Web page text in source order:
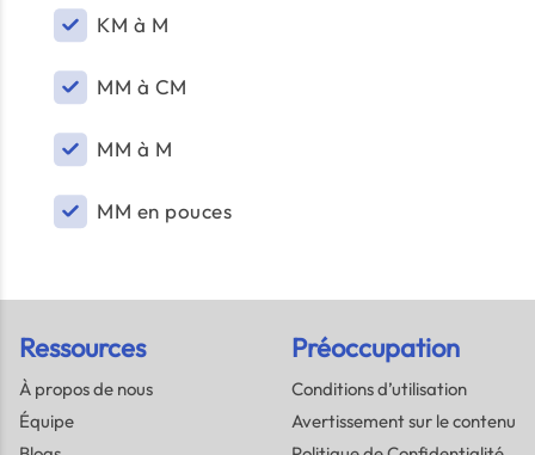
KM à M
MM à CM
MM à M
MM en pouces
Ressources
À propos de nous
Équipe
Préoccupation
Conditions d’utilisation
Avertissement sur le contenu